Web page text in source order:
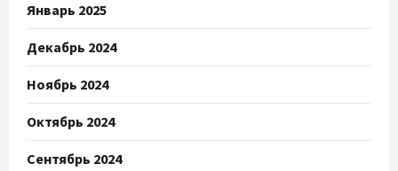
Январь 2025
Декабрь 2024
Ноябрь 2024
Октябрь 2024
Сентябрь 2024